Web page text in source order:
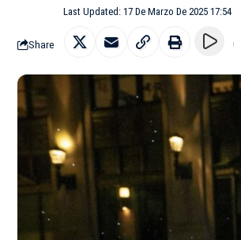
Last Updated: 17 De Marzo De 2025 17:54
Share